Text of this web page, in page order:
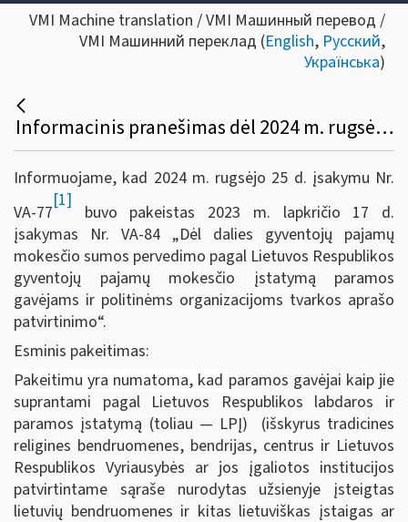
VMI Machine translation / VMI Машинный перевод /
VMI Машинний переклад (English, Русский,
Українська)
Informacinis pranešimas dėl 2024 m. rugsėjo 25 d. įsakymo Nr. VA-77 „Dėl VMI prie FM viršininko 2023 m. lapkričio 17 d. įsakymo Nr. VA-84 „Dėl dalies GPM sumos pervedimo pagal LR gyventojų pajamų mokesčio įstatymą paramos gavėjams ir politinėms organizacijoms tvarkos aprašo patvirtinimo“ pakeitimo
Informuojame, kad 2024 m. rugsėjo 25 d. įsakymu Nr.
VA-77
[1]
buvo pakeistas 2023 m. lapkričio 17 d.
įsakymas Nr. VA-84 „Dėl dalies gyventojų pajamų
mokesčio sumos pervedimo pagal Lietuvos Respublikos
gyventojų pajamų mokesčio įstatymą paramos
gavėjams ir politinėms organizacijoms tvarkos aprašo
patvirtinimo“.
Esminis pakeitimas:
Pakeitimu yra numatoma, kad paramos gavėjai kaip jie
suprantami pagal Lietuvos Respublikos labdaros ir
paramos įstatymą (toliau — LPĮ) (išskyrus tradicines
religines bendruomenes, bendrijas, centrus ir Lietuvos
Respublikos Vyriausybės ar jos įgaliotos institucijos
patvirtintame sąraše nurodytas užsienyje įsteigtas
lietuvių bendruomenes ir kitas lietuviškas įstaigas ar